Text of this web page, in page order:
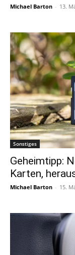
Michael Barton - 13.
Sonstiges
Geheimtipp:
Karten,
Michael Barton - 15.